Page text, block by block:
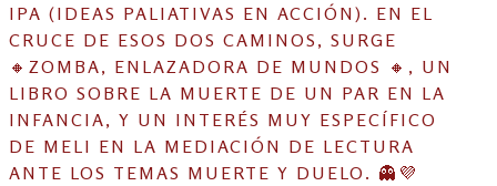
IPA (IDEAS PALIATIVAS EN ACCIÓN). EN EL
CRUCE DE ESOS DOS CAMINOS, SURGE
🔸ZOMBA, ENLAZADORA DE MUNDOS 🔸, UN
LIBRO SOBRE LA MUERTE DE UN PAR EN LA
INFANCIA, Y UN INTERÉS MUY ESPECÍFICO
DE MELI EN LA MEDIACIÓN DE LECTURA
ANTE LOS TEMAS MUERTE Y DUELO. 👻💜